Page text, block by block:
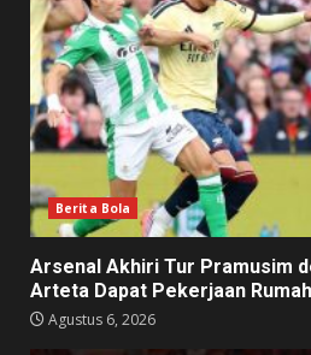
Berita Bola
Arsenal Akhiri Tur Pramusim
Arteta Dapat Pekerjaan
Agustus 6, 2026